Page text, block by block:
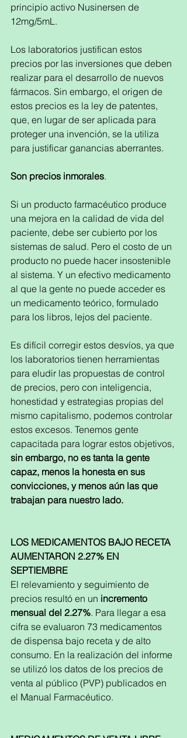
principio activo Nusinersen de
12mg/5mL.
Los laboratorios justifican estos
precios por las inversiones que deben
realizar para el desarrollo de nuevos
fármacos. Sin embargo, el origen de
estos precios es la ley de patentes,
que, en lugar de ser aplicada para
proteger una invención, se la utiliza
para justificar ganancias aberrantes.
Son precios inmorales.
Si un producto farmacéutico produce
una mejora en la calidad de vida del
paciente, debe ser cubierto por los
sistemas de salud. Pero el costo de un
producto no puede hacer insostenible
al sistema. Y un efectivo medicamento
al que la gente no puede acceder es
un medicamento teórico, formulado
para los libros, lejos del paciente.
Es difícil corregir estos desvíos, ya que
los laboratorios tienen herramientas
para eludir las propuestas de control
de precios, pero con inteligencia,
honestidad y estrategias propias del
mismo capitalismo, podemos controlar
estos excesos. Tenemos gente
capacitada para lograr estos objetivos,
sin embargo, no es tanta la gente
capaz, menos la honesta en sus
convicciones, y menos aún las que
trabajan para nuestro lado.
LOS MEDICAMENTOS BAJO RECETA
AUMENTARON 2.27% EN
SEPTIEMBRE
El relevamiento y seguimiento de
precios resultó en un incremento
mensual del 2.27%. Para llegar a esa
cifra se evaluaron 73 medicamentos
de dispensa bajo receta y de alto
consumo. En la realización del informe
se utilizó los datos de los precios de
venta al público (PVP) publicados en
el Manual Farmacéutico.